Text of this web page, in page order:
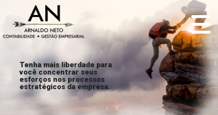
Tenha mais liberdade para
você concentrar seus
esforços nos processos
estratégicos da empresa.